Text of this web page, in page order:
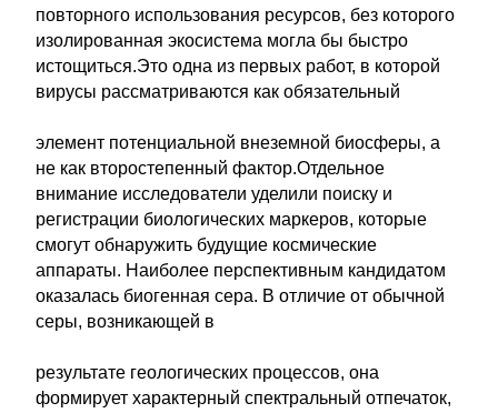
повторного использования ресурсов, без которого
изолированная экосистема могла бы быстро
истощиться.Это одна из первых работ, в которой
вирусы рассматриваются как обязательный
элемент потенциальной внеземной биосферы, а
не как второстепенный фактор.Отдельное
внимание исследователи уделили поиску и
регистрации биологических маркеров, которые
смогут обнаружить будущие космические
аппараты. Наиболее перспективным кандидатом
оказалась биогенная сера. В отличие от обычной
серы, возникающей в
результате геологических процессов, она
формирует характерный спектральный отпечаток,